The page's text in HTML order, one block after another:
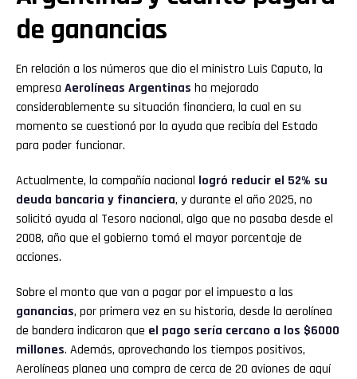
de ganancias
En relación a los números que dio el ministro Luis Caputo, la
empresa Aerolíneas Argentinas ha mejorado
considerablemente su situación financiera, la cual en su
momento se cuestionó por la ayuda que recibía del Estado
para poder funcionar.
Actualmente, la compañía nacional logró reducir el 52% su
deuda bancaria y financiera, y durante el año 2025, no
solicitó ayuda al Tesoro nacional, algo que no pasaba desde el
2008, año que el gobierno tomó el mayor porcentaje de
acciones.
Sobre el monto que van a pagar por el impuesto a las
ganancias, por primera vez en su historia, desde la aerolínea
de bandera indicaron que el pago sería cercano a los $6000
millones. Además, aprovechando los tiempos positivos,
Aerolíneas planea una compra de cerca de 20 aviones de aquí